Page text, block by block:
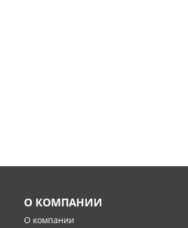
О КОМПАНИИ
О компании